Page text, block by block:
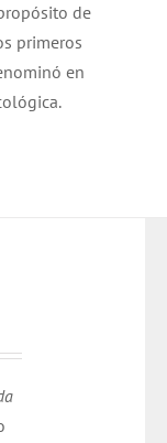
de
primeros
en